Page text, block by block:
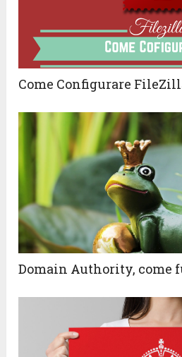
Come Configurare
Domain Authority, come